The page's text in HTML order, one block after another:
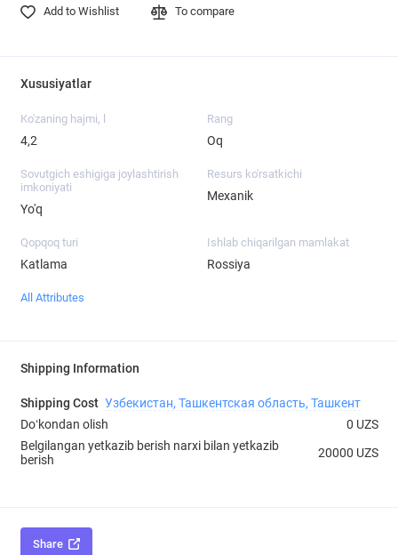
Add to Wishlist To compare
Xususiyatlar
Ko'zaning hajmi, l
4,2
Rang
Oq
Sovutgich eshigiga joylashtirish
imkoniyati
Yo'q
Resurs ko'rsatkichi
Mexanik
Qopqoq turi
Katlama
Ishlab chiqarilgan mamlakat
Rossiya
All Attributes
Shipping Information
Shipping Cost Узбекистан, Ташкентская область, Ташкент
Doʻkondan olish
0 UZS
Belgilangan yetkazib berish narxi bilan yetkazib
berish
20000 UZS
Share